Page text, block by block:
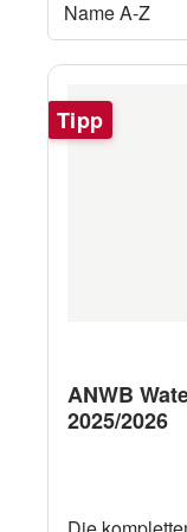
Tipp
ANWB
2025/2026